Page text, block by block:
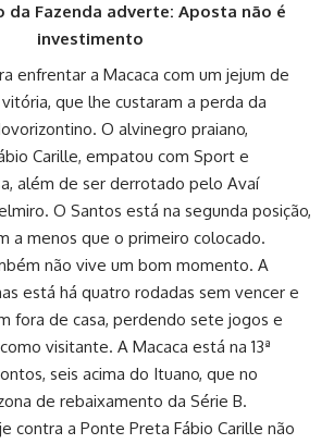
da Fazenda adverte: Aposta não é
investimento
enfrentar a Macaca com um jejum de
que lhe custaram a perda da
O alvinegro praiano,
Carille, empatou com Sport e
além de ser derrotado pelo Avaí
O Santos está na segunda posição,
a menos que o primeiro colocado.
não vive um bom momento. A
está há quatro rodadas sem vencer e
fora de casa, perdendo sete jogos e
visitante. A Macaca está na 13ª
seis acima do Ituano, que no
de rebaixamento da Série B.
contra a Ponte Preta Fábio Carille não